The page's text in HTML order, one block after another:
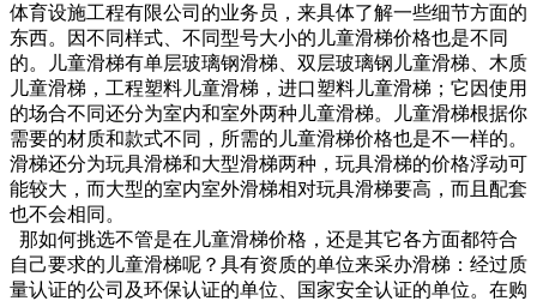
体育设施工程有限公司的业务员，来具体了解一些细节方面的
东西。因不同样式、不同型号大小的儿童滑梯价格也是不同
的。儿童滑梯有单层玻璃钢滑梯、双层玻璃钢儿童滑梯、木质
儿童滑梯，工程塑料儿童滑梯，进口塑料儿童滑梯；它因使用
的场合不同还分为室内和室外两种儿童滑梯。儿童滑梯根据你
需要的材质和款式不同，所需的儿童滑梯价格也是不一样的。
滑梯还分为玩具滑梯和大型滑梯两种，玩具滑梯的价格浮动可
能较大，而大型的室内室外滑梯相对玩具滑梯要高，而且配套
也不会相同。
那如何挑选不管是在儿童滑梯价格，还是其它各方面都符合
自己要求的儿童滑梯呢？具有资质的单位来采办滑梯：经过质
量认证的公司及环保认证的单位、国家安全认证的单位。在购